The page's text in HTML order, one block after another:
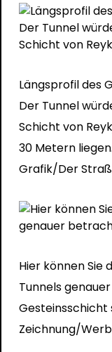
Längsprofil des
Der Tunnel
Schicht von
30 Metern liegen.
Grafik/Der
Hier können Sie
Tunnels
Gesteinsschicht
Zeichnung/